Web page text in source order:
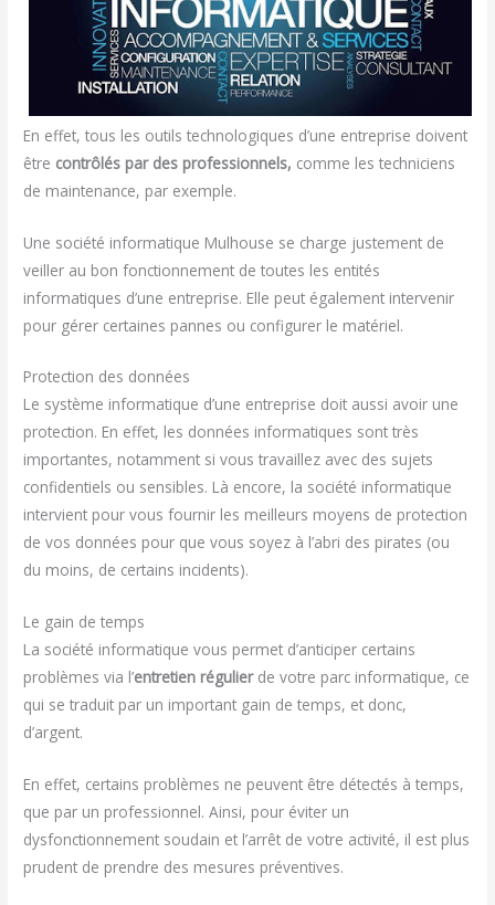
En effet, tous les outils technologiques d’une entreprise doivent
être contrôlés par des professionnels, comme les techniciens
de maintenance, par exemple.
Une société informatique Mulhouse se charge justement de
veiller au bon fonctionnement de toutes les entités
informatiques d’une entreprise. Elle peut également intervenir
pour gérer certaines pannes ou configurer le matériel.
Protection des données
Le système informatique d’une entreprise doit aussi avoir une
protection. En effet, les données informatiques sont très
importantes, notamment si vous travaillez avec des sujets
confidentiels ou sensibles. Là encore, la société informatique
intervient pour vous fournir les meilleurs moyens de protection
de vos données pour que vous soyez à l’abri des pirates (ou
du moins, de certains incidents).
Le gain de temps
La société informatique vous permet d’anticiper certains
problèmes via l’entretien régulier de votre parc informatique, ce
qui se traduit par un important gain de temps, et donc,
d’argent.
En effet, certains problèmes ne peuvent être détectés à temps,
que par un professionnel. Ainsi, pour éviter un
dysfonctionnement soudain et l’arrêt de votre activité, il est plus
prudent de prendre des mesures préventives.